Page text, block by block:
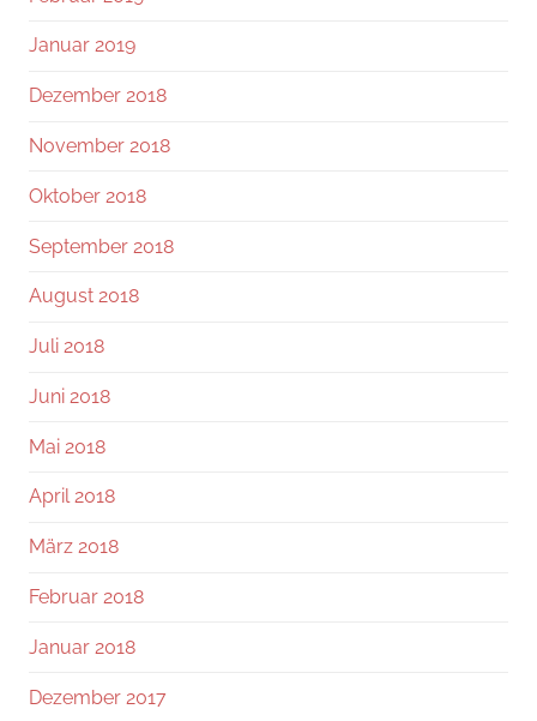
Januar 2019
Dezember 2018
November 2018
Oktober 2018
September 2018
August 2018
Juli 2018
Juni 2018
Mai 2018
April 2018
März 2018
Februar 2018
Januar 2018
Dezember 2017